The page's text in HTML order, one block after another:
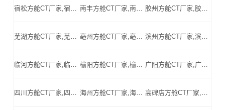
宿松方舱CT厂家,宿松方舱式CT,宿松CT方舱,宿松方舱CT,宿松医用CT方舱,宿松移动方舱CT-宿松医用CT方舱公司 南丰方舱CT厂家,南丰方舱式CT,南丰CT方舱,南丰方舱CT,南丰医用CT方舱,南丰移动方舱CT-南丰医用CT方舱公司 胶州方舱CT厂家,胶州方舱式CT,胶州CT方舱,胶州方舱CT,胶州医用CT方舱,胶州移动方舱CT-胶州医用CT方舱公司
芜湖方舱CT厂家,芜湖方舱式CT,芜湖CT方舱,芜湖方舱CT,芜湖医用CT方舱,芜湖移动方舱CT-芜湖医用CT方舱公司 亳州方舱CT厂家,亳州方舱式CT,亳州CT方舱,亳州方舱CT,亳州医用CT方舱,亳州移动方舱CT-亳州医用CT方舱公司 滨州方舱CT厂家,滨州方舱式CT,滨州CT方舱,滨州方舱CT,滨州医用CT方舱,滨州移动方舱CT-滨州医用CT方舱公司
临河方舱CT厂家,临河方舱式CT,临河CT方舱,临河方舱CT,临河医用CT方舱,临河移动方舱CT-临河医用CT方舱公司 榆阳方舱CT厂家,榆阳方舱式CT,榆阳CT方舱,榆阳方舱CT,榆阳医用CT方舱,榆阳移动方舱CT-榆阳医用CT方舱公司 广阳方舱CT厂家,广阳方舱式CT,广阳CT方舱,广阳方舱CT,广阳医用CT方舱,广阳移动方舱CT-广阳医用CT方舱公司
四川方舱CT厂家,四川方舱式CT,四川CT方舱,四川方舱CT,四川医用CT方舱,四川移动方舱CT-四川医用CT方舱公司 海州方舱CT厂家,海州方舱式CT,海州CT方舱,海州方舱CT,海州医用CT方舱,海州移动方舱CT-海州医用CT方舱公司 高碑店方舱CT厂家,高碑店方舱式CT,高碑店CT方舱,高碑店方舱CT,高碑店医用CT方舱,高碑店移动方舱CT-高碑店医用CT方舱公司